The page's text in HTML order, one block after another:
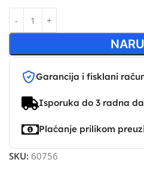
Garancija i fisklani
Isporuka do 3 radna
Plaćanje prilikom
SKU: 60756